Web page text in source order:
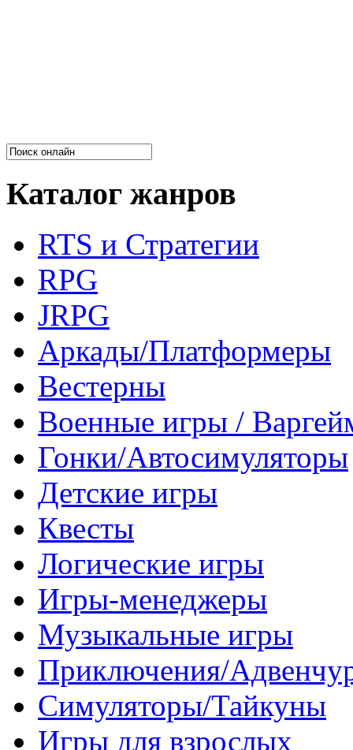
Каталог жанров
RTS и Стратегии
RPG
JRPG
Аркады/Платформеры
Вестерны
Военные игры /
Гонки/Автосимуляторы
Детские игры
Квесты
Логические игры
Игры-менеджеры
Музыкальные игры
Приключения/
Симуляторы/Тайкуны
Игры для взрослых